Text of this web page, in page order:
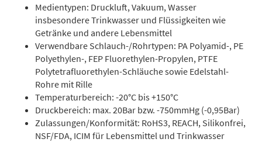
Medientypen: Druckluft, Vakuum, Wasser
insbesondere Trinkwasser und Flüssigkeiten wie
Getränke und andere Lebensmittel
Verwendbare Schlauch-/Rohrtypen: PA Polyamid-, PE
Polyethylen-, FEP Fluorethylen-Propylen, PTFE
Polytetrafluorethylen-Schläuche sowie Edelstahl-
Rohre mit Rille
Temperaturbereich: -20°C bis +150°C
Druckbereich: max. 20Bar bzw. -750mmHg (-0,95Bar)
Zulassungen/Konformität: RoHS3, REACH, Silikonfrei,
NSF/FDA, ICIM für Lebensmittel und Trinkwasser